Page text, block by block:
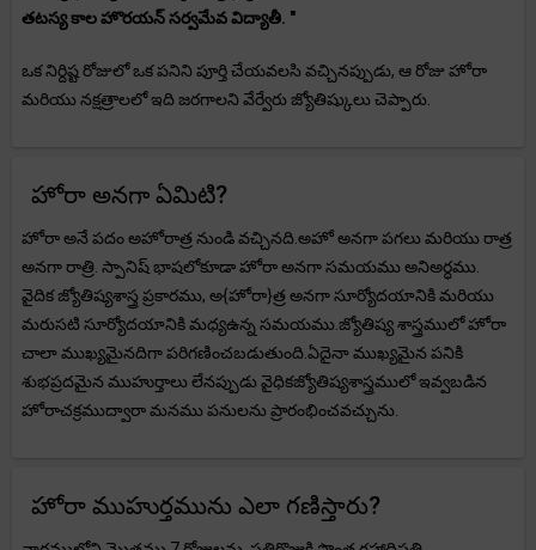
తటస్య కాల హొరయన్ సర్వమేవ విద్యాతీ. "
ఒక నిర్దిష్ట రోజులో ఒక పనిని పూర్తి చేయవలసి వచ్చినప్పుడు, ఆ రోజు హోరా
మరియు నక్షత్రాలలో ఇది జరగాలని వేర్వేరు జ్యోతిష్కులు చెప్పారు.
హోరా అనగా ఏమిటి?
హోరా అనే పదం అహోరాత్ర నుండి వచ్చినది.అహో అనగా పగలు మరియు రాత్ర
అనగా రాత్రి. స్పానిష్ భాషలోకూడా హోరా అనగా సమయము అనిఅర్ధము.
వైదిక జ్యోతిష్యశాస్త్ర ప్రకారము, అ{హోరా}త్ర అనగా సూర్యోదయానికి మరియు
మరుసటి సూర్యోదయానికి మధ్యఉన్న సమయము.జ్యోతిష్య శాస్త్రములో హోరా
చాలా ముఖ్యమైనదిగా పరిగణించబడుతుంది.ఏదైనా ముఖ్యమైన పనికి
శుభప్రదమైన ముహుర్తాలు లేనప్పుడు వైధికజ్యోతిష్యశాస్త్రములో ఇవ్వబడిన
హోరాచక్రముద్వారా మనము పనులను ప్రారంభించవచ్చును.
హోరా ముహుర్తమును ఎలా గణిస్తారు?